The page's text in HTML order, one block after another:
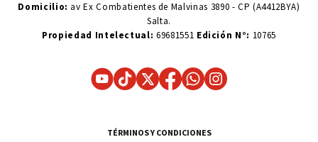
Domicilio: av Ex Combatientes de Malvinas 3890 - CP (A4412BYA)
Salta.
Propiedad Intelectual: 69681551 Edición N°: 10765
TÉRMINOS Y CONDICIONES